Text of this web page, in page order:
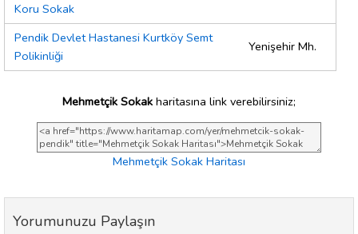
Koru Sokak
Pendik Devlet Hastanesi Kurtköy Semt
Polikinliği
Yenişehir Mh.
Mehmetçik Sokak haritasına link verebilirsiniz;
Mehmetçik Sokak Haritası
Yorumunuzu Paylaşın